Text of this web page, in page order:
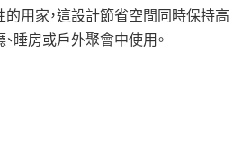
的用家，這設計節省空間同時保持高
睡房或戶外聚會中使用。